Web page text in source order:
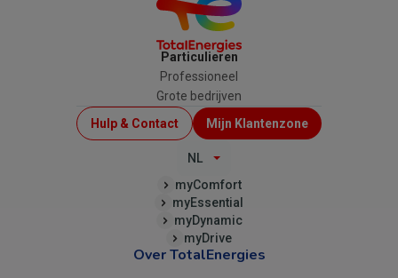
Particulieren
Professioneel
Grote bedrijven
Menu
Top
Hulp & Contact Mijn Klantenzone
NL
myComfort
myEssential
myDynamic
myDrive
Over TotalEnergies